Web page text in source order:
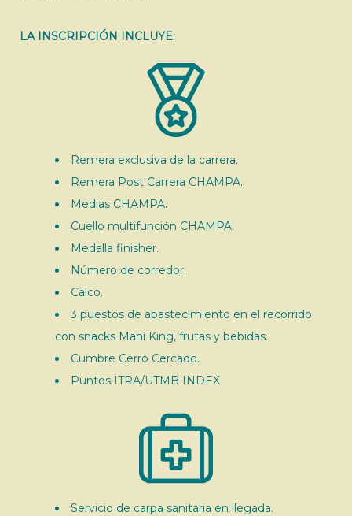
LA INSCRIPCIÓN INCLUYE:
Remera exclusiva de la carrera.
Remera Post Carrera CHAMPA.
Medias CHAMPA.
Cuello multifunción CHAMPA.
Medalla finisher.
Número de corredor.
Calco.
3 puestos de abastecimiento en el recorrido
con snacks Maní King, frutas y bebidas.
Cumbre Cerro Cercado.
Puntos ITRA/UTMB INDEX
Servicio de carpa sanitaria en llegada.